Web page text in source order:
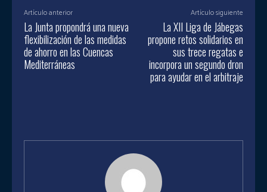
Artículo anterior
La Junta propondrá una nueva
flexibilización de las medidas
de ahorro en las Cuencas
Mediterráneas
Artículo siguiente
La XII Liga de Jábegas
propone retos solidarios en
sus trece regatas e
incorpora un segundo dron
para ayudar en el arbitraje